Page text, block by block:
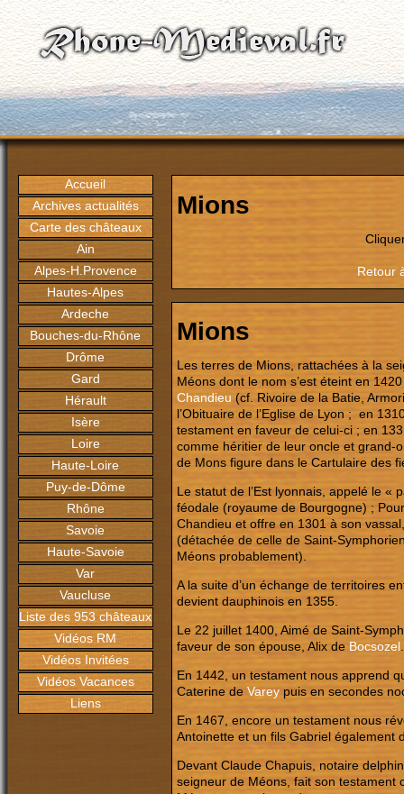
Accueil
Archives actualités
Carte des châteaux
Ain
Alpes-H.Provence
Hautes-Alpes
Ardeche
Bouches-du-Rhône
Drôme
Gard
Hérault
Isère
Loire
Haute-Loire
Puy-de-Dôme
Rhône
Savoie
Haute-Savoie
Var
Vaucluse
Liste des 953 châteaux
Vidéos RM
Vidéos Invitées
Vidéos Vacances
Liens
Mions
Retour
Mions
Les terres de Mions, rattachées à la
Méons dont le nom s’est éteint en
Chandieu (cf. Rivoire de la Batie,
l’Obituaire de l’Eglise de Lyon ; en
testament en faveur de celui-ci ; en
comme héritier de leur oncle et grand-
de Mons figure dans le Cartulaire des
Le statut de l’Est lyonnais, appelé le «
féodale (royaume de Bourgogne) ;
Chandieu et offre en 1301 à son
(détachée de celle de Saint-
Méons probablement).
A la suite d’un échange de territoires
devient dauphinois en 1355.
Le 22 juillet 1400, Aimé de Saint-
faveur de son épouse, Alix de Bocsozel
En 1442, un testament nous apprend
Caterine de Varey puis en secondes
En 1467, encore un testament nous
Antoinette et un fils Gabriel également
Devant Claude Chapuis, notaire
seigneur de Méons, fait son testament